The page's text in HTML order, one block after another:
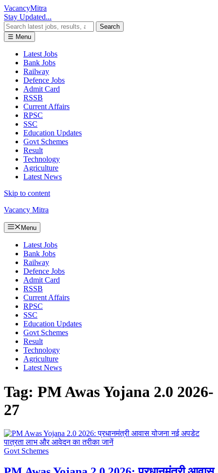
VacancyMitra
Stay Updated...
Search
☰ Menu
Latest Jobs
Bank Jobs
Railway
Defence Jobs
Admit Card
RSSB
Current Affairs
RPSC
SSC
Education Updates
Govt Schemes
Result
Technology
Agriculture
Latest News
Skip to content
Vacancy Mitra
Menu
Latest Jobs
Bank Jobs
Railway
Defence Jobs
Admit Card
RSSB
Current Affairs
RPSC
SSC
Education Updates
Govt Schemes
Result
Technology
Agriculture
Latest News
Tag: PM Awas Yojana 2.0 2026-
27
Govt Schemes